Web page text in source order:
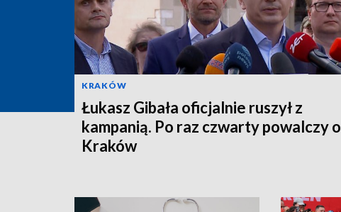
KRAKÓW
Łukasz Gibała oficjalnie ruszył z
kampanią. Po raz czwarty powalczy o
Kraków